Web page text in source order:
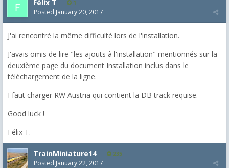
Félix T 1
Posted January 20, 2017
J'ai rencontré la même difficulté lors de l'installation.
J'avais omis de lire "les ajouts à l'installation" mentionnés sur la
deuxième page du document Installation inclus dans le
téléchargement de la ligne.
I faut charger RW Austria qui contient la DB track requise.
Good luck !
Félix T.
TrainMiniature14 235
Posted January 22, 2017